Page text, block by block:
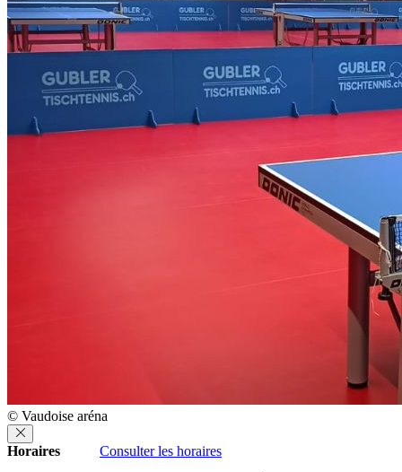
© Vaudoise aréna
Horaires Consulter les horaires